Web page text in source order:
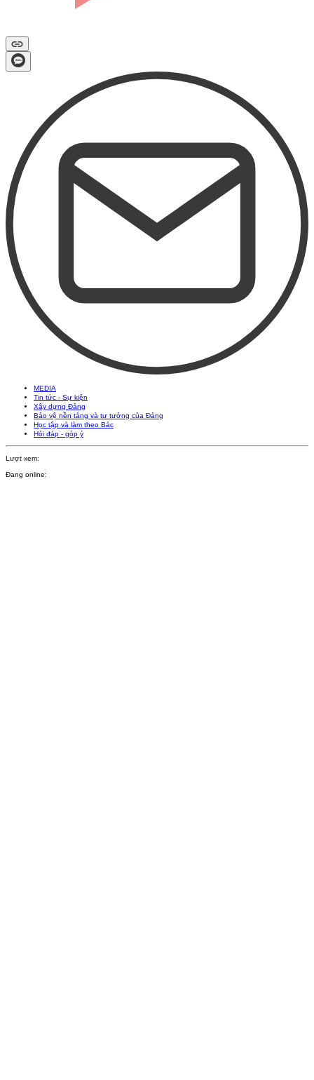
MEDIA
Tin tức - Sự kiện
Xây dựng Đảng
Bảo vệ nền tảng và tư tưởng của Đảng
Học tập và làm theo Bác
Hỏi đáp - góp ý
Lượt xem:
Đang online: